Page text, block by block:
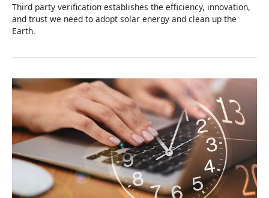
Third party verification establishes the efficiency, innovation,
and trust we need to adopt solar energy and clean up the
Earth.